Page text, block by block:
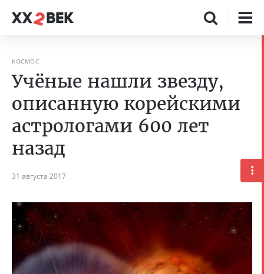
КОСМОС
Учёные нашли звезду,
описанную корейскими
астрологами 600 лет
назад
31 августа 2017